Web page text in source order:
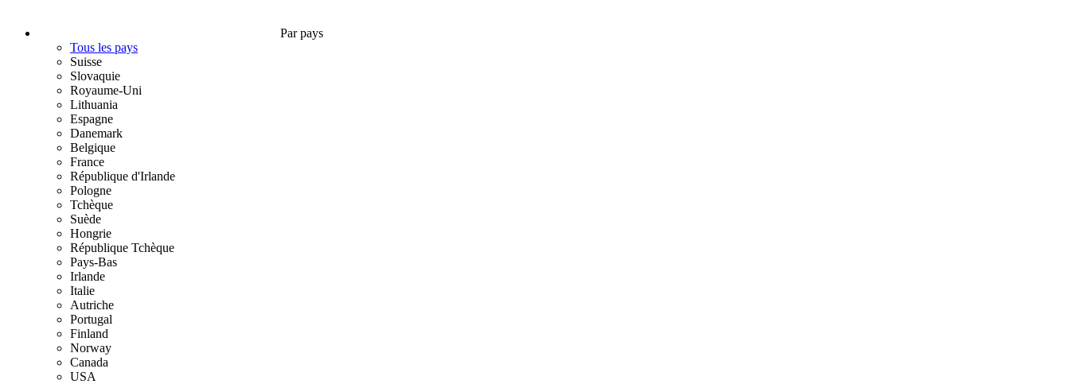
Par pays
Tous les pays
Suisse
Slovaquie
Royaume-Uni
Lithuania
Espagne
Danemark
Belgique
France
République d'Irlande
Pologne
Tchèque
Suède
Hongrie
République Tchèque
Pays-Bas
Irlande
Italie
Autriche
Portugal
Finland
Norway
Canada
USA